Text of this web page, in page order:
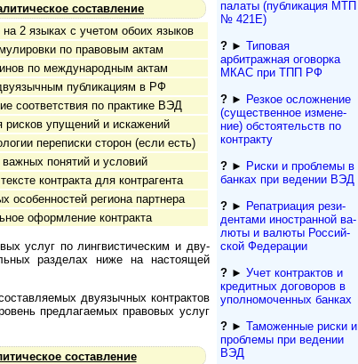
составление
2 языках с учетом обоих языков
по правовым актам
по международным актам
публикациям в РФ
соответствия по практике ВЭД
рисков упущений и искажений
переписки сторон (если есть)
понятий и условий
контракта для контрагента
особенностей региона партнера
оформление контракта
услуг по лин­г­вис­ти­чес­ким и дву­
раз­де­лах ниже на настоящей
дву­языч­ных кон­т­рак­тов
пред­ла­га­е­мых пра­во­вых ус­луг
составление
палаты (публикация МТП
№ 421Е)
?► Типовая
арбитражная оговорка
МКАС при ТПП РФ
?► Резкое осложнение
(сущест­вен­ное измене­
ние) обсто­ятельств по
контракту
?► Риски и проблемы в
банках при ведении ВЭД
?► Репатриация ре­зи­
ден­та­ми иностранной ва­
лю­ты и валюты Рос­сий­
ской Федерации
?► Учет контрактов и
кре­дит­ных договоров в
упол­номоченных банках
?► Таможенные риски и
проблемы при ведении
ВЭД